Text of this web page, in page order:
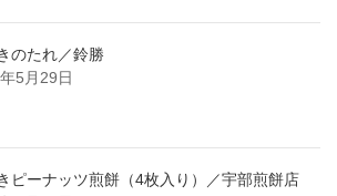
のたれ／鈴勝
5月29日
ピーナッツ煎餅（4枚入り）／宇部煎餅店